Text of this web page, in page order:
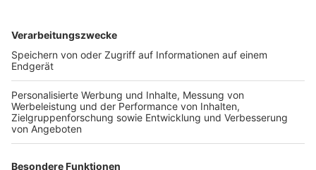
TOP-VEREINE
TOP-PARTNER